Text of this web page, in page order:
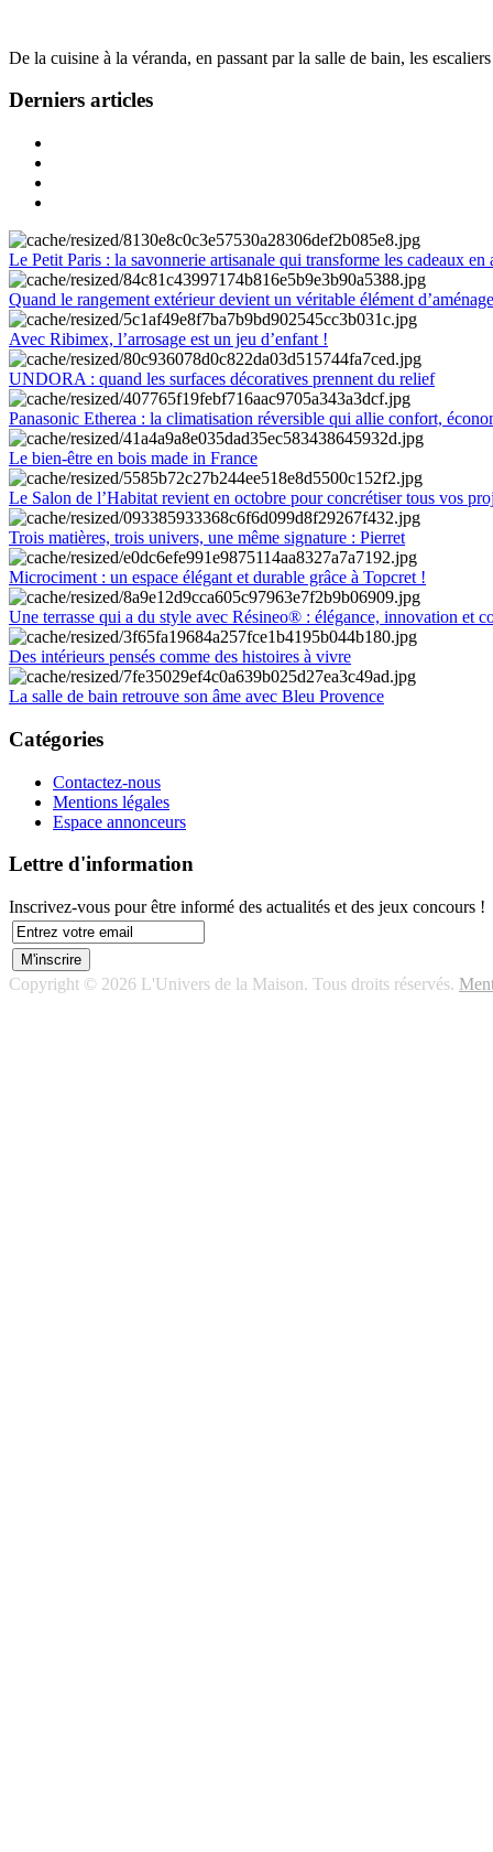
De la cuisine à la véranda, en passant par la salle de bain, les
Derniers articles
Le Petit Paris : la savonnerie artisanale qui transforme les cadeaux en
Quand le rangement extérieur devient un véritable élément
Avec Ribimex, l’arrosage est un jeu d’enfant !
UNDORA : quand les surfaces décoratives prennent du relief
Panasonic Etherea : la climatisation réversible qui allie confort,
Le bien-être en bois made in France
Le Salon de l’Habitat revient en octobre pour concrétiser tous vos
Trois matières, trois univers, une même signature : Pierret
Microciment : un espace élégant et durable grâce à Topcret !
Une terrasse qui a du style avec Résineo® : élégance, innovation et
Des intérieurs pensés comme des histoires à vivre
La salle de bain retrouve son âme avec Bleu Provence
Catégories
Contactez-nous
Mentions légales
Espace annonceurs
Lettre d'information
Inscrivez-vous pour être informé des actualités et des jeux concours !
Copyright © 2026 L'Univers de la Maison. Tous droits réservés.